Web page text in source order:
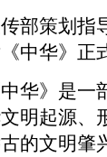
部策划指
中华》正
华》是一
明起源、
的文明肇